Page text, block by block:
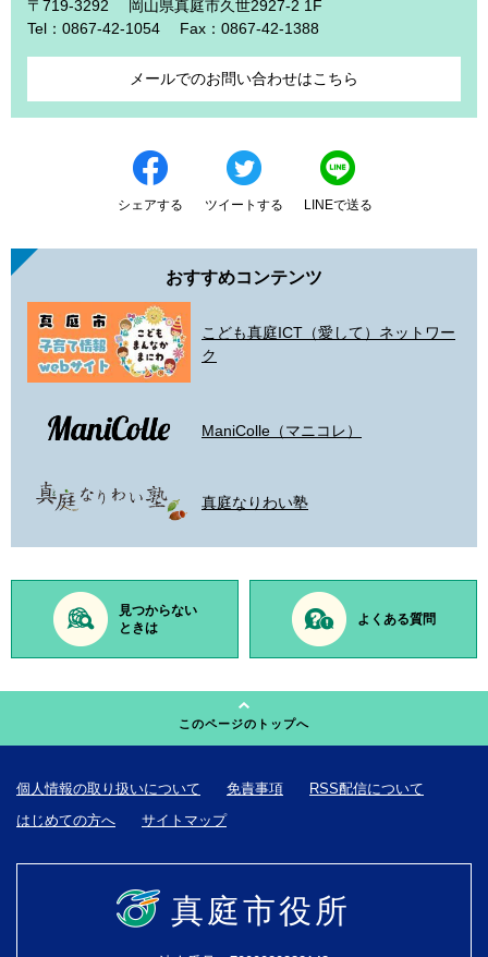
〒719-3292
岡山県真庭市久世2927-2 1F
Tel：0867-42-1054
Fax：0867-42-1388
メールでのお問い合わせはこちら
シェアする ツイートする LINEで送る
おすすめコンテンツ
こども真庭ICT（愛して）ネットワー
ク
ManiColle（マニコレ）
真庭なりわい塾
見つからない
ときは
よくある質問
このページのトップへ
個人情報の取り扱いについて 免責事項
RSS配信について
はじめての方へ
サイトマップ
真庭市役所